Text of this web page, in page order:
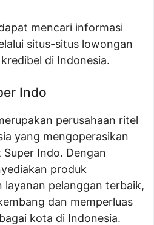
mencari informasi
situs-situs lowongan
di Indonesia.
Indo
perusahaan ritel
yang mengoperasikan
Indo. Dengan
produk
layanan pelanggan terbaik,
dan memperluas
kota di Indonesia.